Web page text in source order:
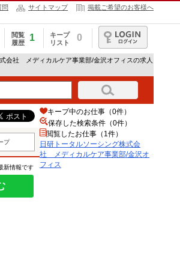
問 サイトマップ 掲載ご希望のお客様へ
閲覧
履歴
1
キープ
リスト
0
ログイン
会社 メディカルケア事業部/金沢オフィスの求人
プ
新情報です
キープ中のお仕事（0件）
保存した検索条件（0件）
閲覧したお仕事（1件）
日研トータルソーシング株式会
社 メディカルケア事業部/金沢オ
フィス